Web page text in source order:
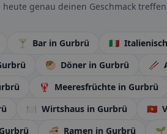
heute genau deinen Geschmack
🍸 Bar in Gurbrü 🇮🇹 Italienisch
🥙 Döner in Gurbrü 🥢
🦞 Meeresfrüchte in Gurbrü
🍽️ Wirtshaus in Gurbrü 🇻🇳
🍜 Ramen in Gurbrü 🌱